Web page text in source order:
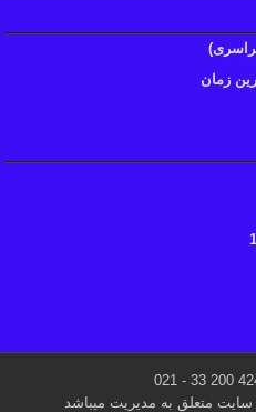
زمان
متعلق به مدیریت میباشد